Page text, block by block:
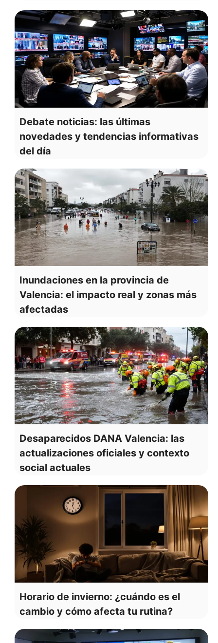
Debate noticias: las últimas
novedades y tendencias informativas
del día
Inundaciones en la provincia de
Valencia: el impacto real y zonas más
afectadas
Desaparecidos DANA Valencia: las
actualizaciones oficiales y contexto
social actuales
Horario de invierno: ¿cuándo es el
cambio y cómo afecta tu rutina?